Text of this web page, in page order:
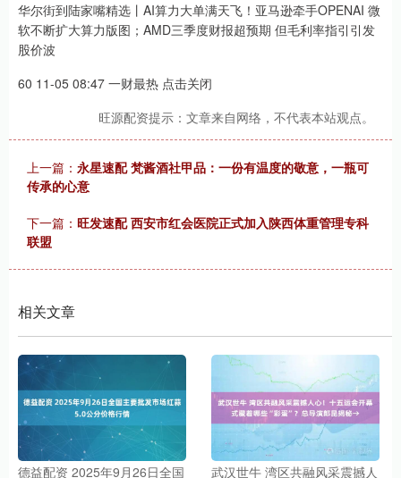
华尔街到陆家嘴精选丨AI算力大单满天飞！亚马逊牵手OPENAI 微
软不断扩大算力版图；AMD三季度财报超预期 但毛利率指引引发
股价波
60 11-05 08:47 一财最热 点击关闭
旺源配资提示：文章来自网络，不代表本站观点。
上一篇： 永星速配 梵酱酒社甲品：一份有温度的敬意，一瓶可
传承的心意
下一篇： 旺发速配 西安市红会医院正式加入陕西体重管理专科
联盟
相关文章
德益配资 2025年9月26日全国 武汉世牛 湾区共融风采震撼人